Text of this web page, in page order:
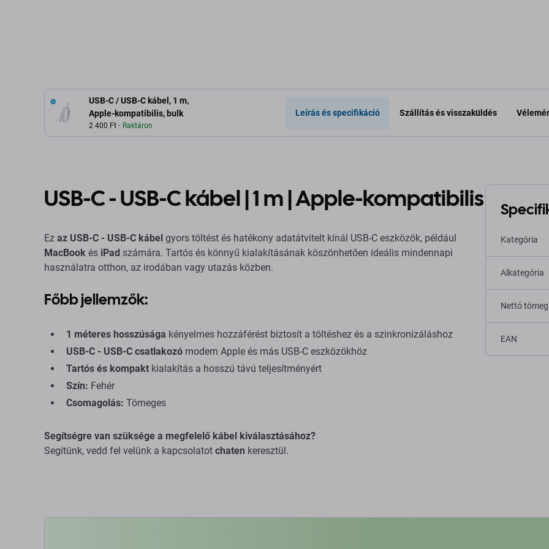
USB-C / USB-C kábel, 1 m,
Apple-kompatibilis, bulk
2 400 Ft Raktáron
Leírás és specifikáció Szállítás és visszaküldés
USB-C - USB-C kábel | 1 m | Apple-kompatibilis
Ez az USB-C - USB-C kábel gyors töltést és hatékony adatátvitelt kínál USB-C eszközök, például
MacBook és iPad számára. Tartós és könnyű kialakításának köszönhetően ideális mindennapi
használatra otthon, az irodában vagy utazás közben.
Főbb jellemzők:
1 méteres hosszúsága kényelmes hozzáférést biztosít a töltéshez és a szinkronizáláshoz
USB-C - USB-C csatlakozó modern Apple és más USB-C eszközökhöz
Tartós és kompakt kialakítás a hosszú távú teljesítményért
Szín: Fehér
Csomagolás: Tömeges
Segítségre van szüksége a megfelelő kábel kiválasztásához?
Segítünk, vedd fel velünk a kapcsolatot chaten keresztül.
Kategória
Alkategória
Nettó
EAN